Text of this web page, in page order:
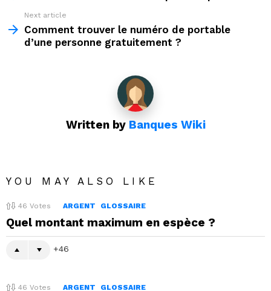
Next article
Comment trouver le numéro de portable
d’une personne gratuitement ?
Written by Banques Wiki
YOU MAY ALSO LIKE
46 Votes ARGENT GLOSSAIRE
Quel montant maximum en espèce ?
46
46 Votes ARGENT GLOSSAIRE